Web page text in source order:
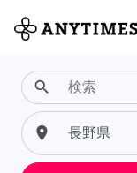
search
place